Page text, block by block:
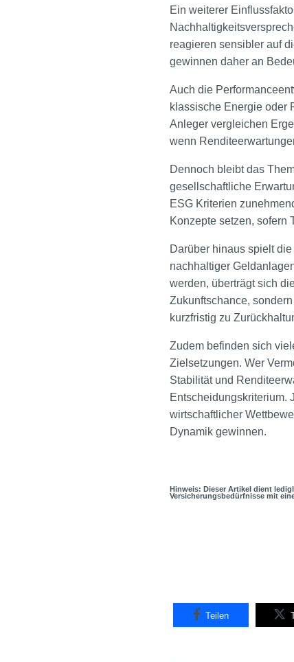
Ein weiterer
reagieren sensibler auf
gewinnen daher an
Auch die
klassische Energie oder
Anleger vergleichen
wenn
Dennoch bleibt das
gesellschaftliche
ESG Kriterien
Konzepte setzen, sofern
Darüber hinaus spielt
nachhaltiger
werden, überträgt sich
Zukunftschance,
kurzfristig zu
Zudem befinden sich
Zielsetzungen. Wer
Stabilität und
Entscheidungskriterium.
wirtschaftlicher
Dynamik gewinnen.
Hinweis: Dieser Artikel dient
Versicherungsbedürfnisse mit
Teilen